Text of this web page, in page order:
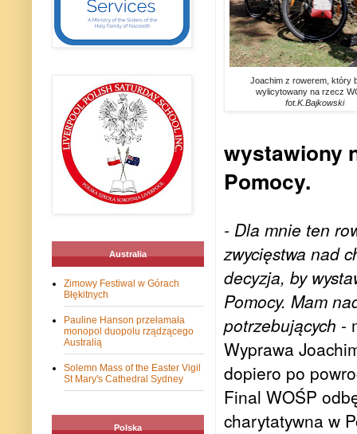
Joachim z rowerem, który
wylicytowany na rzecz
fot.K.Bajkowski
wystawiony
Pomocy.
- Dla mnie ten
zwycięstwa nad
decyzja, by
Pomocy. Mam
potrzebujących -
Wyprawa
dopiero po
Final WOŚP
charytatywna w
Australia
Zimowy Festiwal w Górach
Błękitnych
Pauline Hanson przełamała
monopol duopolu rządzącego
Australią
Solemn Mass of the Easter Vigil
St Mary's Cathedral Sydney
Polska